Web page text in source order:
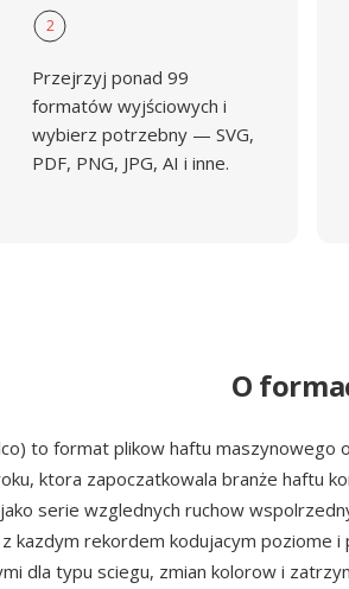
2
Przejrzyj ponad 99
formatów wyjściowych i
wybierz potrzebny — SVG,
PDF, PNG, JPG, AI i inne.
O
to format plikow haftu maszynowego
ktora zapoczatkowala branże haftu
serie wzglednych ruchow
kazdym rekordem kodujacym poziome
dla typu sciegu, zmian kolorow i